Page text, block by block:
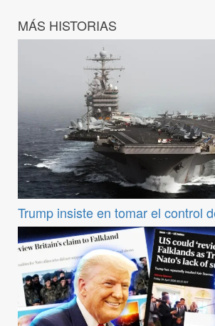
MÁS HISTORIAS
Trump insiste en tomar el control